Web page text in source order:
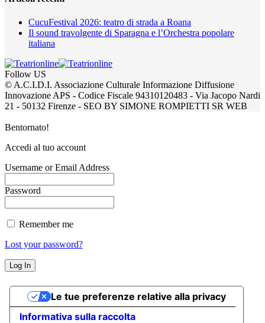
CucuFestival 2026: teatro di strada a Roana
Il sound travolgente di Sparagna e l’Orchestra popolare
italiana
Follow US
© A.C.I.D.I. Associazione Culturale Informazione Diffusione
Innovazione APS - Codice Fiscale 94310120483 - Via Jacopo Nardi
21 - 50132 Firenze - SEO BY SIMONE ROMPIETTI SR WEB
Bentornato!
Accedi al tuo account
Username or Email Address
Password
Remember me
Lost your password?
Informativa sulla raccolta
Le tue preferenze relative alla privacy